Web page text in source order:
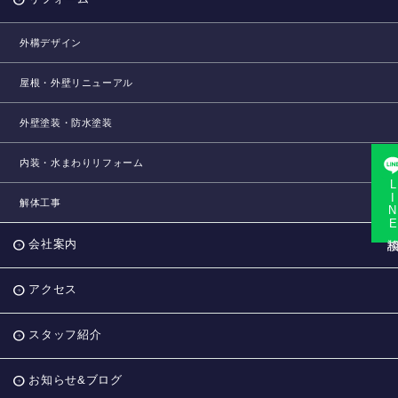
外構デザイン
屋根・外壁リニューアル
外壁塗装・防水塗装
内装・水まわりリフォーム
解体工事
会社案内
アクセス
スタッフ紹介
お知らせ&ブログ